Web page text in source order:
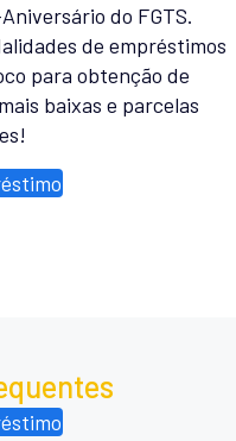
do FGTS.
de empréstimos
para obtenção de
baixas e parcelas